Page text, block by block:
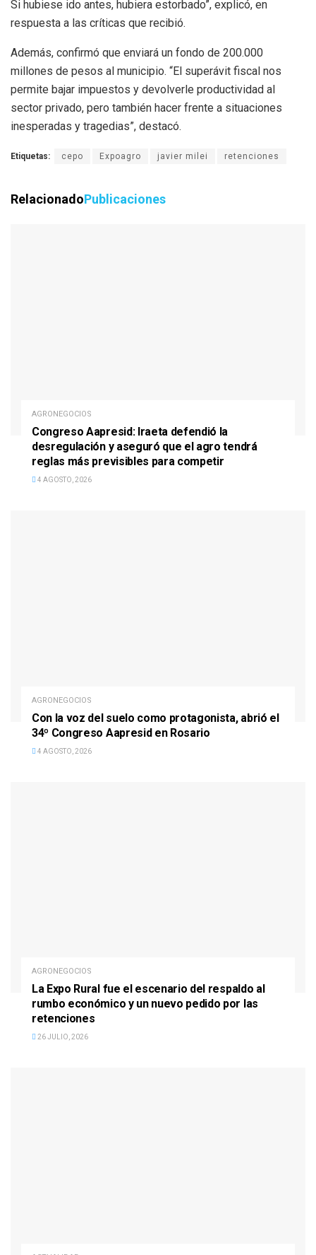
Si hubiese ido antes, hubiera estorbado”, explicó, en
respuesta a las críticas que recibió.
Además, confirmó que enviará un fondo de 200.000
millones de pesos al municipio. “El superávit fiscal nos
permite bajar impuestos y devolverle productividad al
sector privado, pero también hacer frente a situaciones
inesperadas y tragedias”, destacó.
Etiquetas: cepo Expoagro javier milei retenciones
RelacionadoPublicaciones
AGRONEGOCIOS
Congreso Aapresid: Iraeta defendió la
desregulación y aseguró que el agro tendrá
reglas más previsibles para competir
4 AGOSTO, 2026
AGRONEGOCIOS
Con la voz del suelo como protagonista, abrió el
34º Congreso Aapresid en Rosario
4 AGOSTO, 2026
AGRONEGOCIOS
La Expo Rural fue el escenario del respaldo al
rumbo económico y un nuevo pedido por las
retenciones
26 JULIO, 2026